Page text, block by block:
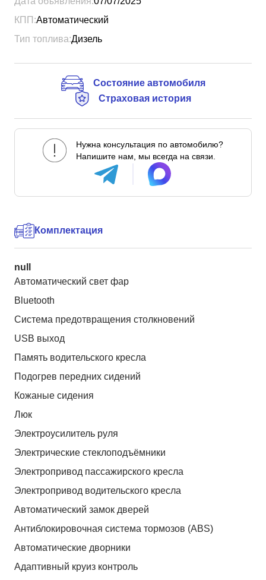
КПП:Автоматический
Тип топлива:Дизель
Состояние автомобиля
Страховая история
Нужна консультация по автомобилю?
Напишите нам, мы всегда на связи.
Комплектация
null
Автоматический свет фар
Bluetooth
Система предотвращения столкновений
USB выход
Память водительского кресла
Подогрев передних сидений
Кожаные сидения
Люк
Электроусилитель руля
Электрические стеклоподъёмники
Электропривод пассажирского кресла
Электропривод водительского кресла
Автоматический замок дверей
Антиблокировочная система тормозов (ABS)
Автоматические дворники
Адаптивный круиз контроль